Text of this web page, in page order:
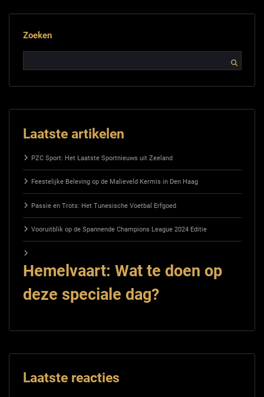
Zoeken
Laatste artikelen
PZC Sport: Het Laatste Sportnieuws uit Zeeland
Feestelijke Beleving op de Malieveld Kermis in Den Haag
Passie en Trots: Het Tunesische Voetbal Erfgoed
Vooruitblik op de Spannende Champions League 2024 Editie
Hemelvaart: Wat te doen op
deze speciale dag?
Laatste reacties